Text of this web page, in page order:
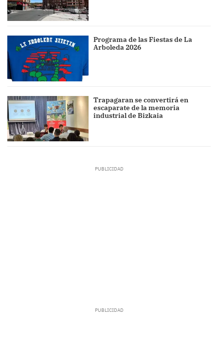
Programa de las Fiestas de La
Arboleda 2026
Trapagaran se convertirá en
escaparate de la memoria
industrial de Bizkaia